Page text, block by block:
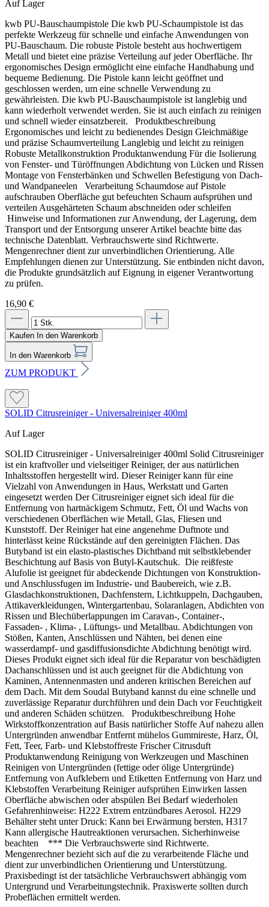
Zündquellen fernhalten. Nicht rauchen. P211 Nicht gegen offene Flamme oder andere
Gebrauch P261 Einatmen von Dampf / Aerosol vermeiden. P271 Nur im Freien oder in
gut belüfteten Räumen verwenden. P280 Schutzhandschuhe und Augenschutz tragen.
P302 + P352 Bei Berührung mit der Haut: Mit viel Wasser und Seife waschen. P304 +
P340 Bei Einatmen: Die Person an die frische Luft bringen und für ungehinderte Atmung
sorgen. P314 Bei Unwohlsein ärztlichen Rat einholen / ärztliche Hilfe hinzuziehen. P405
Unter Verschluss aufbewahren. P410 + P412 Vor Sonnenstrahlung schützen. Nicht
Temperaturen über 50°C aussetzen. P501 Inhalt / Behälter der Problemabfallentsorfung
zuführen. Ist ärztliche Hilfe notwendig, Vergiftungsinformationszentrale kontaktieren: +43
1 406 43 43
Auf Lager
kwb PU-Bauschaumpistole Die kwb PU-Schaumpistole ist das
perfekte Werkzeug für schnelle und einfache Anwendungen von
PU-Bauschaum. Die robuste Pistole besteht aus hochwertigem
Metall und bietet eine präzise Verteilung auf jeder Oberfläche. Ihr
ergonomisches Design ermöglicht eine einfache Handhabung und
bequeme Bedienung. Die Pistole kann leicht geöffnet und
geschlossen werden, um eine schnelle Verwendung zu
gewährleisten. Die kwb PU-Bauschaumpistole ist langlebig und
kann wiederholt verwendet werden. Sie ist auch einfach zu reinigen
und schnell wieder einsatzbereit. Produktbeschreibung
Ergonomisches und leicht zu bedienendes Design Gleichmäßige
und präzise Schaumverteilung Langlebig und leicht zu reinigen
Robuste Metallkonstruktion Produktanwendung Für die Isolierung
von Fenster- und Türöffnungen Abdichtung von Lücken und Rissen
Montage von Fensterbänken und Schwellen Befestigung von Dach-
und Wandpaneelen Verarbeitung Schaumdose auf Pistole
aufschrauben Oberfläche gut befeuchten Schaum aufsprühen und
verteilen Ausgehärteten Schaum abschneiden oder schleifen
Hinweise und Informationen zur Anwendung, der Lagerung, dem
Transport und der Entsorgung unserer Artikel beachte bitte das
technische Datenblatt. Verbrauchswerte sind Richtwerte.
Mengenrechner dient zur unverbindlichen Orientierung. Alle
Empfehlungen dienen zur Unterstützung. Sie entbinden nicht davon,
die Produkte grundsätzlich auf Eignung in eigener Verantwortung
zu prüfen.
16,90 €
Kaufen In den Warenkorb
In den Warenkorb
ZUM PRODUKT
SOLID Citrusreiniger - Universalreiniger 400ml
Auf Lager
SOLID Citrusreiniger - Universalreiniger 400ml Solid Citrusreiniger
ist ein kraftvoller und vielseitiger Reiniger, der aus natürlichen
Inhaltsstoffen hergestellt wird. Dieser Reiniger kann für eine
Vielzahl von Anwendungen in Haus, Werkstatt und Garten
eingesetzt werden Der Citrusreiniger eignet sich ideal für die
Entfernung von hartnäckigem Schmutz, Fett, Öl und Wachs von
verschiedenen Oberflächen wie Metall, Glas, Fliesen und
Kunststoff. Der Reiniger hat eine angenehme Duftnote und
hinterlässt keine Rückstände auf den gereinigten Flächen. Das
Butyband ist ein elasto-plastisches Dichtband mit selbstklebender
Beschichtung auf Basis von Butyl-Kautschuk. Die reißfeste
Alufolie ist geeignet für abdeckende Dichtungen von Konstruktion-
und Anschlussfugen im Industrie- und Baubereich, wie z.B.
Glasdachkonstruktionen, Dachfenstern, Lichtkuppeln, Dachgauben,
Attikaverkleidungen, Wintergartenbau, Solaranlagen, Abdichten von
Rissen und Blechüberlappungen im Caravan-, Container-,
Fassaden- , Klima- , Lüftungs- und Metallbau. Abdichtungen von
Stößen, Kanten, Anschlüssen und Nähten, bei denen eine
wasserdampf- und gasdiffusionsdichte Abdichtung benötigt wird.
Dieses Produkt eignet sich ideal für die Reparatur von beschädigten
Dachanschlüssen und ist auch geeignet für die Abdichtung von
Kaminen, Antennenmasten und anderen kritischen Bereichen auf
dem Dach. Mit dem Soudal Butyband kannst du eine schnelle und
zuverlässige Reparatur durchführen und dein Dach vor Feuchtigkeit
und anderen Schäden schützen. Produktbeschreibung Hohe
Wirkstoffkonzentration auf Basis natürlicher Stoffe Auf nahezu allen
Untergründen anwendbar Entfernt mühelos Gummireste, Harz, Öl,
Fett, Teer, Farb- und Klebstoffreste Frischer Citrusduft
Produktanwendung Reinigung von Werkzeugen und Maschinen
Reinigen von Untergründen (fettige oder ölige Untergründe)
Entfernung von Aufklebern und Etiketten Entfernung von Harz und
Klebstoffen Verarbeitung Reiniger aufsprühen Einwirken lassen
Oberfläche abwischen oder abspülen Bei Bedarf wiederholen
Gefahrenhinweise: H222 Extrem entzündbares Aerosol. H229
Behälter steht unter Druck: Kann bei Erwärmung bersten, H317
Kann allergische Hautreaktionen verursachen. Sicherhinweise
beachten *** Die Verbrauchswerte sind Richtwerte.
Mengenrechner bezieht sich auf die zu verarbeitende Fläche und
dient zur unverbindlichen Orientierung und Unterstützung.
Praxisbedingt ist der tatsächliche Verbrauchswert abhängig vom
Untergrund und Verarbeitungstechnik. Praxiswerte sollten durch
Probeflächen ermittelt werden.